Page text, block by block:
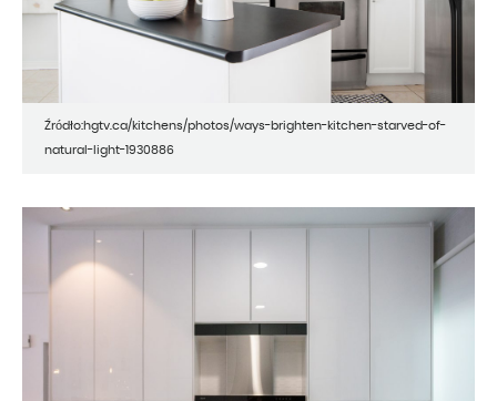
Źródło:hgtv.ca/kitchens/photos/ways-brighten-kitchen-starved-of-
natural-light-1930886